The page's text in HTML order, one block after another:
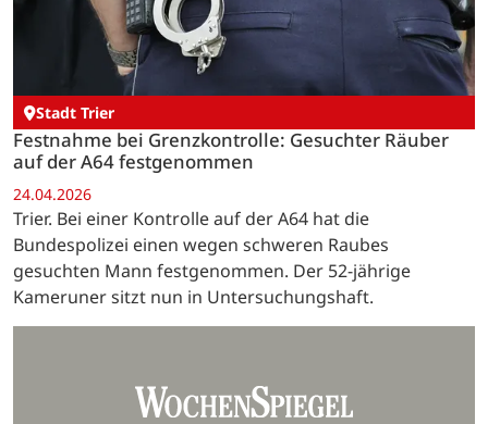
Stadt Trier
Festnahme bei Grenzkontrolle: Gesuchter Räuber
auf der A64 festgenommen
24.04.2026
Trier. Bei einer Kontrolle auf der A64 hat die
Bundespolizei einen wegen schweren Raubes
gesuchten Mann festgenommen. Der 52-jährige
Kameruner sitzt nun in Untersuchungshaft.